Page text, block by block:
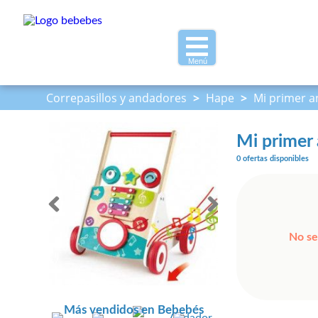
Menú
Correpasillos y andadores > Hape > Mi primer
Mi primer
Más vendidos en Bebebés
0 ofertas disponibles
No